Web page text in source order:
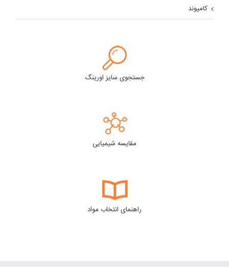
کامپوند
جستجوی سایز اورینگ
مقایسه شیمیایی
راهنمای انتخاب مواد